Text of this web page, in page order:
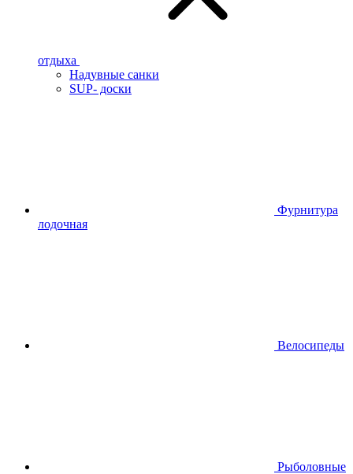
отдыха
Надувные санки
SUP- доски
Фурнитура
лодочная
Велосипеды
Рыболовные